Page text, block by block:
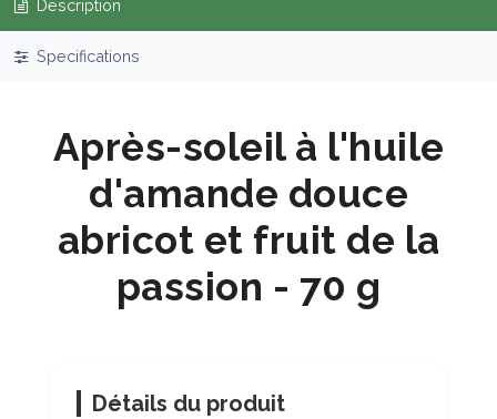
Description
Specifications
Après-soleil à l'huile
d'amande douce
abricot et fruit de la
passion - 70 g
Détails du produit